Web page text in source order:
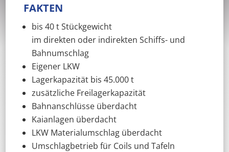
FAKTEN
bis 40 t Stückgewicht
im direkten oder indirekten Schiffs- und
Bahnumschlag
Eigener LKW
Lagerkapazität bis 45.000 t
zusätzliche Freilagerkapazität
Bahnanschlüsse überdacht
Kaianlagen überdacht
LKW Materialumschlag überdacht
Umschlagbetrieb für Coils und Tafeln